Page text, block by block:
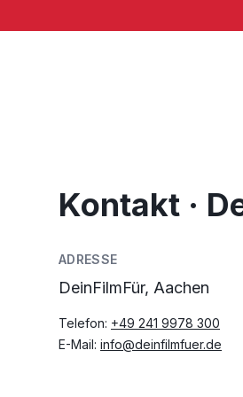
Kontakt ·
ADRESSE
DeinFilmFür, Aachen
Telefon: +49 241 9978 300
E-Mail: info@deinfilmfuer.de